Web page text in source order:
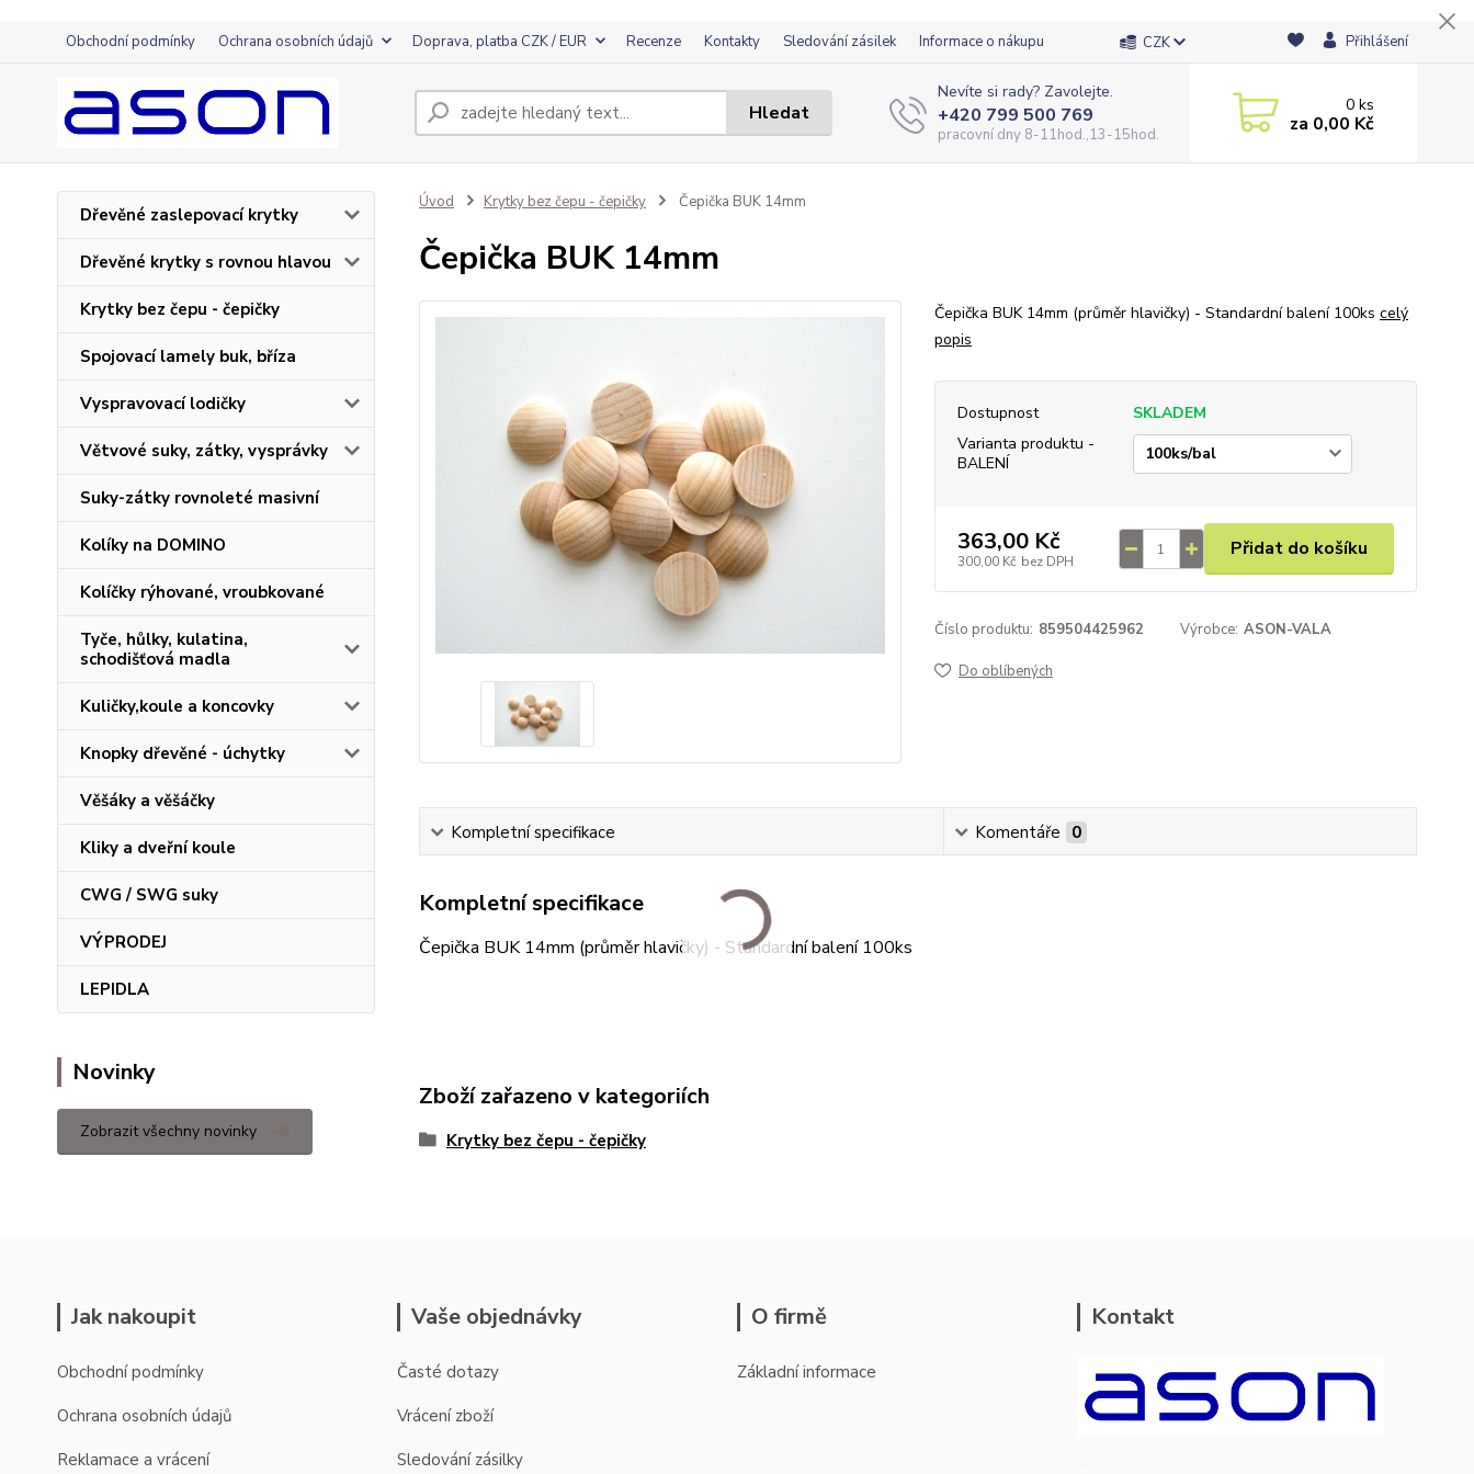
Obchodní podmínky Ochrana osobních údajů Doprava, platba CZK / EUR Recenze Kontakty Sledování zásilek Informace o nákupu CZK Přihlášení
Hledat
Nevíte si rady? Zavolejte.
+420 799 500 769
pracovní dny 8-11hod.,13-15hod.
0ks
za 0,00 Kč
Dřevěné zaslepovací krytky
Dřevěné krytky s rovnou hlavou
Krytky bez čepu - čepičky
Spojovací lamely buk, bříza
Vyspravovací lodičky
Větvové suky, zátky, vysprávky
Suky-zátky rovnoleté masivní
Kolíky na DOMINO
Kolíčky rýhované, vroubkované
Tyče, hůlky, kulatina,
schodišťová madla
Kuličky,koule a koncovky
Knopky dřevěné - úchytky
Věšáky a věšáčky
Kliky a dveřní koule
CWG / SWG suky
VÝPRODEJ
LEPIDLA
Novinky
Zobrazit všechny novinky
Úvod Krytky bez čepu - čepičky Čepička BUK 14mm
Čepička BUK 14mm
Čepička BUK 14mm (průměr hlavičky) - Standardní balení 100ks celý
popis
Dostupnost
SKLADEM
Varianta produktu -
BALENÍ
363,00 Kč
300,00 Kč bez DPH
Přidat do košíku
Číslo produktu: 859504425962 Výrobce: ASON-VALA
Do oblíbených
Kompletní specifikace Komentáře 0
Kompletní specifikace
Čepička BUK 14mm (průměr hlavičky) - Standardní balení 100ks
Zboží zařazeno v kategoriích
Krytky bez čepu - čepičky
Jak nakoupit
Obchodní podmínky
Ochrana osobních údajů
Reklamace a vrácení
Vaše objednávky
Časté dotazy
Vrácení zboží
Sledování zásilky
O firmě
Základní informace
Kontakt